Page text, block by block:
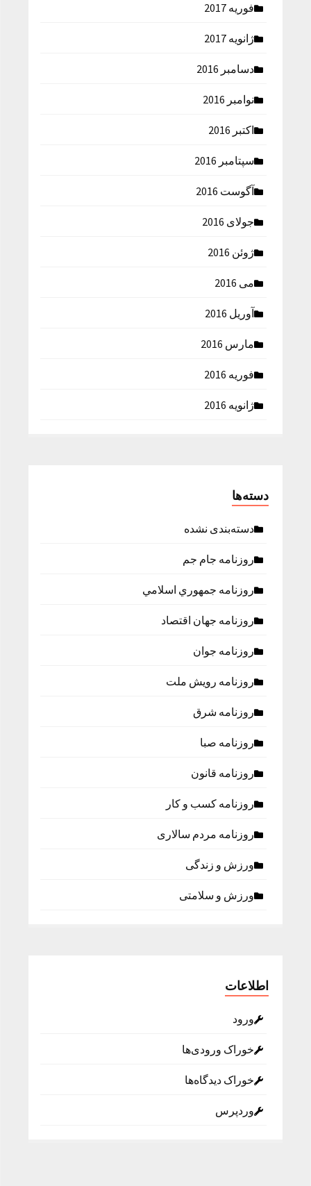
فوریه 2017
ژانویه 2017
دسامبر 2016
نوامبر 2016
اکتبر 2016
سپتامبر 2016
آگوست 2016
جولای 2016
ژوئن 2016
می 2016
آوریل 2016
مارس 2016
فوریه 2016
ژانویه 2016
دسته‌ها
دسته‌بندی نشده
روزنامه جام جم
روزنامه جمهوري اسلامي
روزنامه جهان اقتصاد
روزنامه جوان
روزنامه رویش ملت
روزنامه شرق
روزنامه صبا
روزنامه قانون
روزنامه كسب و كار
روزنامه مردم سالاری
ورزش و زندگی
ورزش و سلامتی
اطلاعات
ورود
خوراک ورودی‌ها
خوراک دیدگاه‌ها
وردپرس